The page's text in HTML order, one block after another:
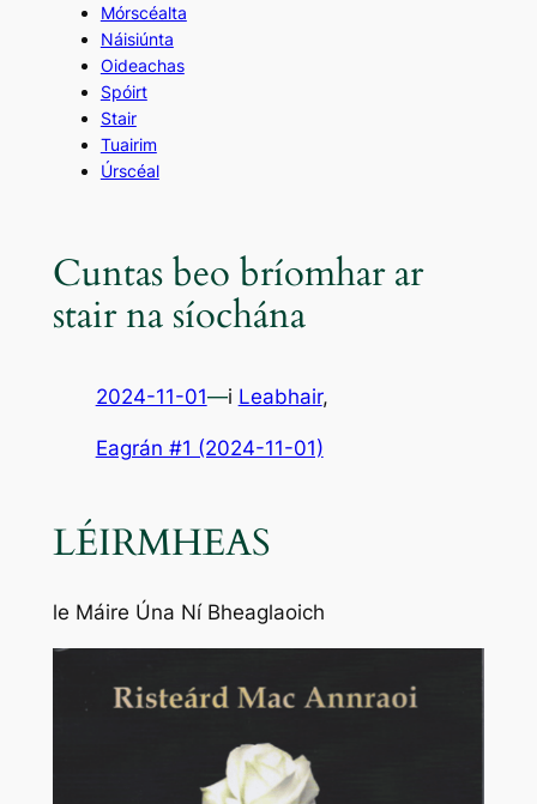
Mórscéalta
Náisiúnta
Oideachas
Spóirt
Stair
Tuairim
Úrscéal
Cuntas beo bríomhar ar
stair na síochána
2024-11-01—i Leabhair,
Eagrán #1 (2024-11-01)
LÉIRMHEAS
le Máire Úna Ní Bheaglaoich